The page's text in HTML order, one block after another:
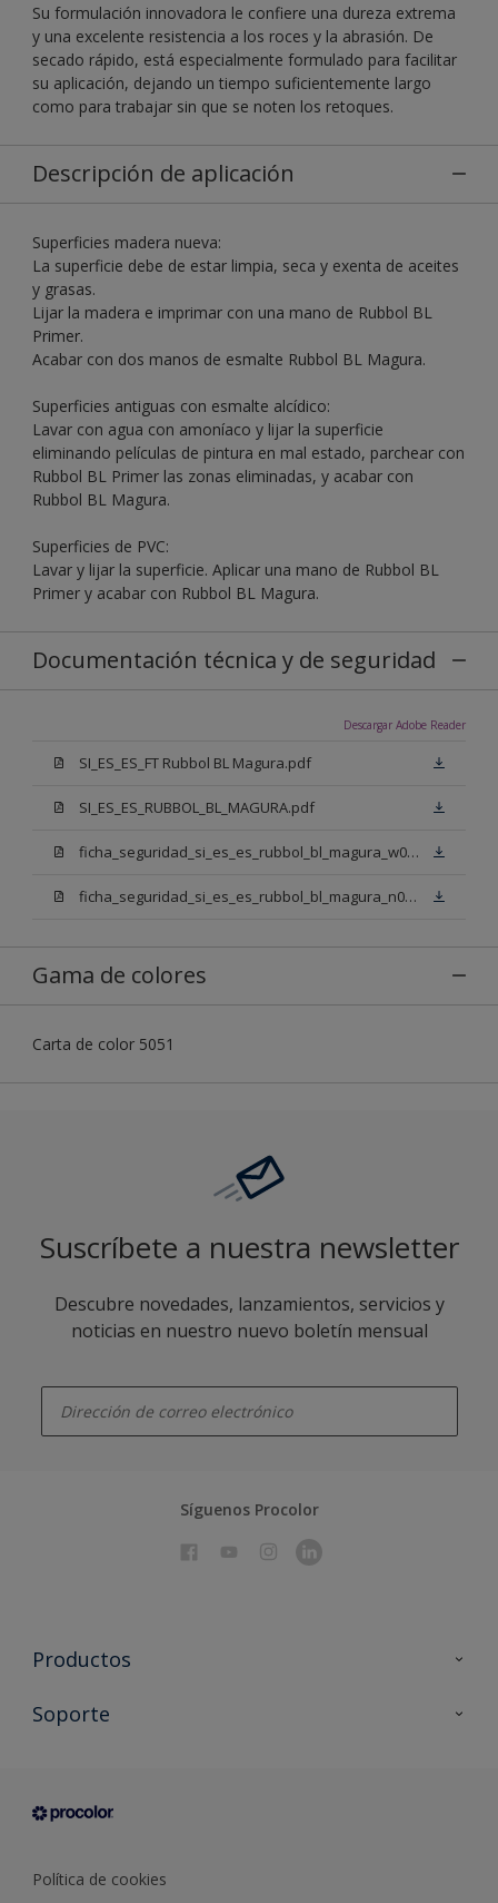
Su formulación innovadora le confiere una dureza extrema
y una excelente resistencia a los roces y la abrasión. De
secado rápido, está especialmente formulado para facilitar
su aplicación, dejando un tiempo suficientemente largo
como para trabajar sin que se noten los retoques.
Descripción de aplicación
Superficies madera nueva:
La superficie debe de estar limpia, seca y exenta de aceites
y grasas.
Lijar la madera e imprimar con una mano de Rubbol BL
Primer.
Acabar con dos manos de esmalte Rubbol BL Magura.
Superficies antiguas con esmalte alcídico:
Lavar con agua con amoníaco y lijar la superficie
eliminando películas de pintura en mal estado, parchear con
Rubbol BL Primer las zonas eliminadas, y acabar con
Rubbol BL Magura.
Superficies de PVC:
Lavar y lijar la superficie. Aplicar una mano de Rubbol BL
Primer y acabar con Rubbol BL Magura.
Documentación técnica y de seguridad
Descargar Adobe Reader
SI_ES_ES_FT Rubbol BL Magura.pdf
SI_ES_ES_RUBBOL_BL_MAGURA.pdf
ficha_seguridad_si_es_es_rubbol_bl_magura_w05.pdf
ficha_seguridad_si_es_es_rubbol_bl_magura_n00.pdf
Gama de colores
Carta de color 5051
Suscríbete a nuestra newsletter
Descubre novedades, lanzamientos, servicios y
noticias en nuestro nuevo boletín mensual
Síguenos Procolor
Productos
Todos los productos
Condiciones generales de venta
Soporte
Sobre Procolor
Política de cookies